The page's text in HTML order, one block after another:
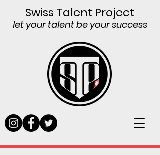
Swiss Talent Project
let your talent be your success